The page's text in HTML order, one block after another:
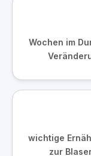
Wochen im
wichtige
zur